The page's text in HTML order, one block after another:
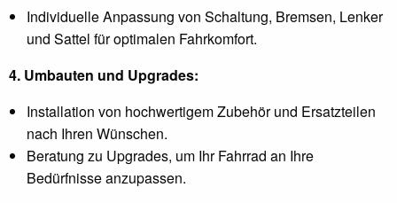
Individuelle Anpassung von Schaltung, Bremsen, Lenker
und Sattel für optimalen Fahrkomfort.
4. Umbauten und Upgrades:
Installation von hochwertigem Zubehör und Ersatzteilen
nach Ihren Wünschen.
Beratung zu Upgrades, um Ihr Fahrrad an Ihre
Bedürfnisse anzupassen.